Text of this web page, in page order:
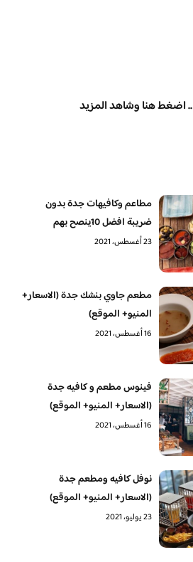
اضغط هنا وشاهد المزيد
مطاعم وكافيهات جدة بدون
ضريبة افضل 10ينصح بهم
23 أغسطس، 2021
مطعم جاوي بنشك جدة (الاسعار+
المنيو+ الموقع)
16 أغسطس، 2021
فينوس مطعم و كافيه جدة
(الاسعار+ المنيو+ الموقع)
16 أغسطس، 2021
نوفل كافيه ومطعم جدة
(الاسعار+ المنيو+ الموقع)
23 يوليو، 2021